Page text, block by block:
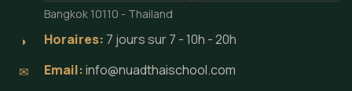
Bangkok 10110 - Thailand
◗ Horaires: 7 jours sur 7 - 10h - 20h
✉ Email:info@nuadthaischool.com